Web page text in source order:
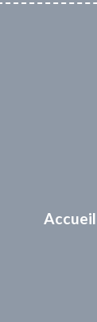
Accueil